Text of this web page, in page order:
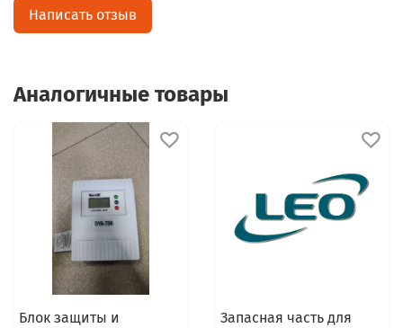
Написать отзыв
Аналогичные товары
Блок защиты и
Запасная часть для